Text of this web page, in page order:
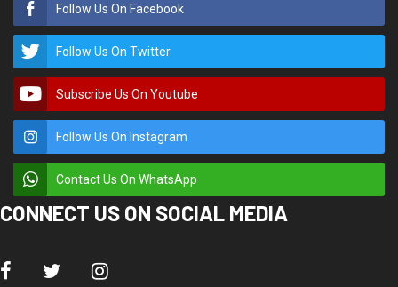
Follow Us On Facebook
Follow Us On Twitter
Subscribe Us On Youtube
Follow Us On Instagram
Contact Us On WhatsApp
CONNECT US ON SOCIAL MEDIA